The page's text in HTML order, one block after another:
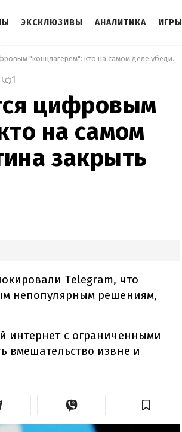
ЭКСКЛЮЗИВЫ АНАЛИТИКА ИГРЫ
Россия становится цифровым "концлагерем": кто на самом деле убедил Путина закрыть Telegram
1
цифровым
на самом
закрыть
Telegram, что
непопулярным решениям,
интернет с ограниченными
вмешательство извне и